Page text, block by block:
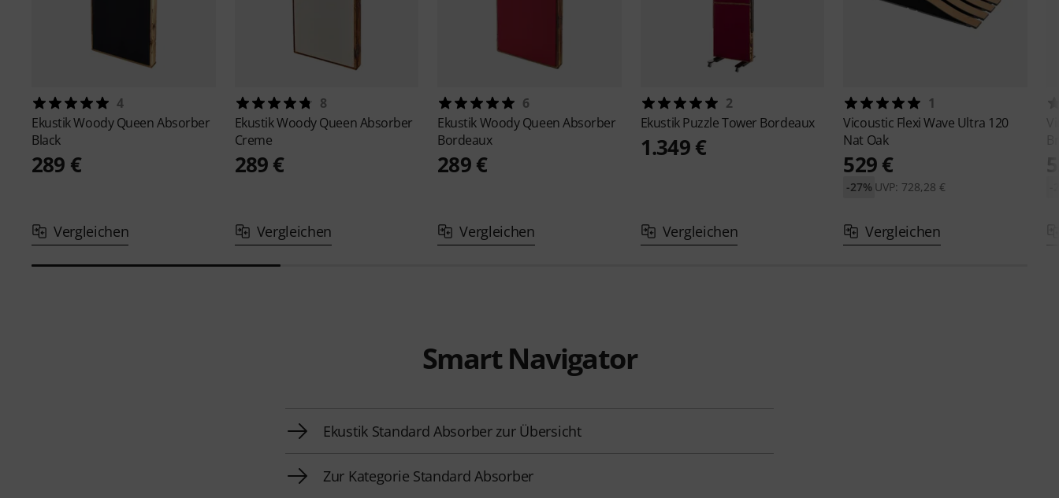
4
EkustikWoody Queen Absorber
Black
289 €
Vergleichen
8
EkustikWoody Queen Absorber
Creme
289 €
Vergleichen
6
EkustikWoody Queen Absorber
Bordeaux
289 €
Vergleichen
2
EkustikPuzzle Tower Bordeaux
1.349 €
Vergleichen
1
Vicoustic Flexi Wave Ultra 120
Nat Oak
529 €
UVP: 728,28 €
-27%
Vergleichen
Smart Navigator
Ekustik Standard Absorber zur Übersicht
Zur Kategorie Standard Absorber